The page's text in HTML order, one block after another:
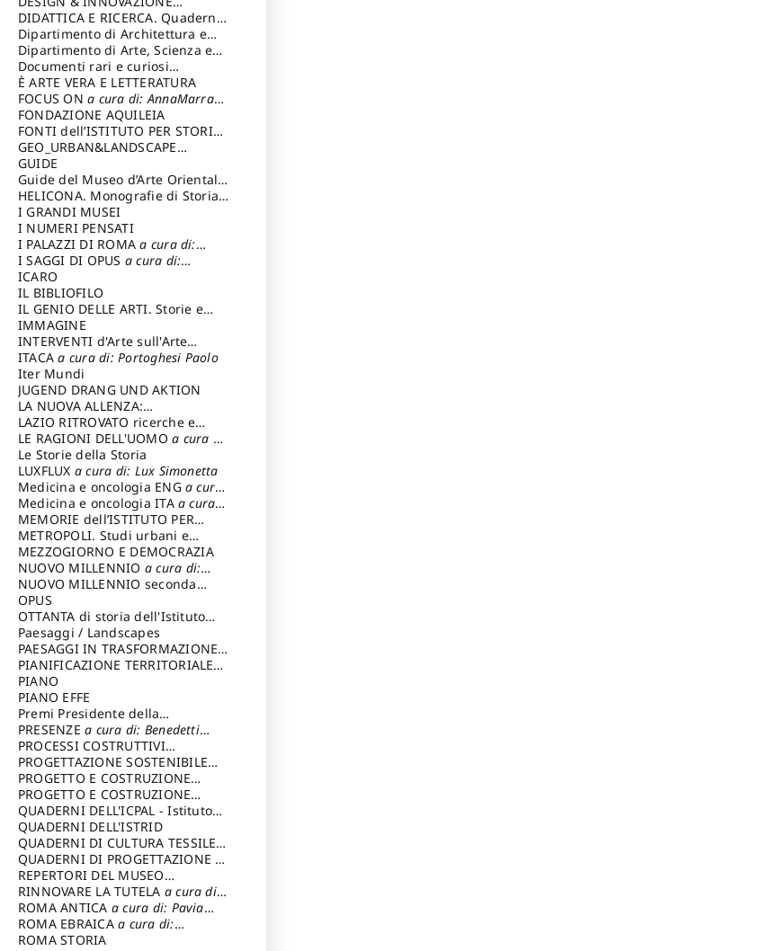
TECNOLOGICAa cura di: Vallicelli
Andrea
DIDATTICA E RICERCA. Quaderni
della Scuola
Dipartimento di Architettura e
Analisi della Città Mediterranea
Dipartimento di Arte, Scienza e
Tecnica del Costuire
Documenti rari e curiosi
dall'Archivio Segreto
È ARTE VERA E LETTERATURA
FOCUS ONa cura di: AnnaMarra
Contemporanea
FONDAZIONE AQUILEIA
FONTI dell’ISTITUTO PER STORIA
DEL RISORGIMENTO
GEO_URBAN&LANDSCAPE
PLANNING (GULP)
Trusiani Elio
GUIDE
Guide del Museo d’Arte Orientale
“Giuseppe Tucci”
HELICONA. Monografie di Storia
dell'Artea cura di: Gallo Marco
I GRANDI MUSEI
I NUMERI PENSATI
I PALAZZI DI ROMAa cura di:
Ippoliti Alessandro
I SAGGI DI OPUS a cura di:
Scalesse Tommaso
ICARO
IL BIBLIOFILO
IL GENIO DELLE ARTI. Storie e
interpretazione
IMMAGINE
INTERVENTI d'Arte sull'Arte
dedicata alla cultura della
conservazione d’arte
Fondazione Paola Droghetti onlus
ITACAa cura di: Portoghesi Paolo
Iter Mundi
JUGEND DRANG UND AKTION
LA NUOVA ALLENZA:
ARCHITETTURA & AMBIENTE
LAZIO RITROVATO ricerche e
restauri
LE RAGIONI DELL'UOMOa cura di:
Lombardi Satriani Luigi
Le Storie della Storia
LUXFLUX a cura di: Lux Simonetta
Medicina e oncologia ENG a cura
di: Lopez Massimo
Medicina e oncologia ITA a cura
di: Lopez Massimo
MEMORIE dell’ISTITUTO PER
STORIA DEL RISORGIMENTO
METROPOLI. Studi urbani e
regionali
MEZZOGIORNO E DEMOCRAZIA
NUOVO MILLENNIO a cura di:
Capaldo Pellegrino
NUOVO MILLENNIO seconda
serie
Francesco
OPUS
OTTANTA di storia dell'Istituto
storia dell’Istitutoa cura di:
Cavalieri Patrizia
Paesaggi / Landscapes
PAESAGGI IN TRASFORMAZIONEa
cura di: Corti Enrico A.
PIANIFICAZIONE TERRITORIALE
URBANISTICA ED AMBIENTALE
cura di: Costa Enrico
PIANO
PIANO EFFE
Premi Presidente della
Repubblica
PRESENZEa cura di: Benedetti
Sandro
PROCESSI COSTRUTTIVI
DELL'ARCHITETTURAa cura di:
Ippoliti Alessandro
PROGETTAZIONE SOSTENIBILE
PARTECIPATA
PROGETTO E COSTRUZIONE
DELL’ARCHITETTURA
PROGETTO E COSTRUZIONE
SOSTENIBILE
QUADERNI DELL'ICPAL - Istituto
centrale per il restauro e la
conservazione del patrimonio
archivistico e librario
QUADERNI DELL'ISTRID
QUADERNI DI CULTURA TESSILEa
cura di: Crispolti Livia
QUADERNI DI PROGETTAZIONE a
cura di: Giura Longo Tommaso
REPERTORI DEL MUSEO
CENTRALE DEL RISORGIMENTOa
cura di: Pizzo Marco
RINNOVARE LA TUTELA a cura di:
Cicalò Enrico
ROMA ANTICA a cura di: Pavia
Carlo
ROMA EBRAICAa cura di:
Procaccia Claudio
ROMA STORIA